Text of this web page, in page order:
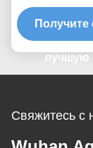
лучшую
Свяжитесь с